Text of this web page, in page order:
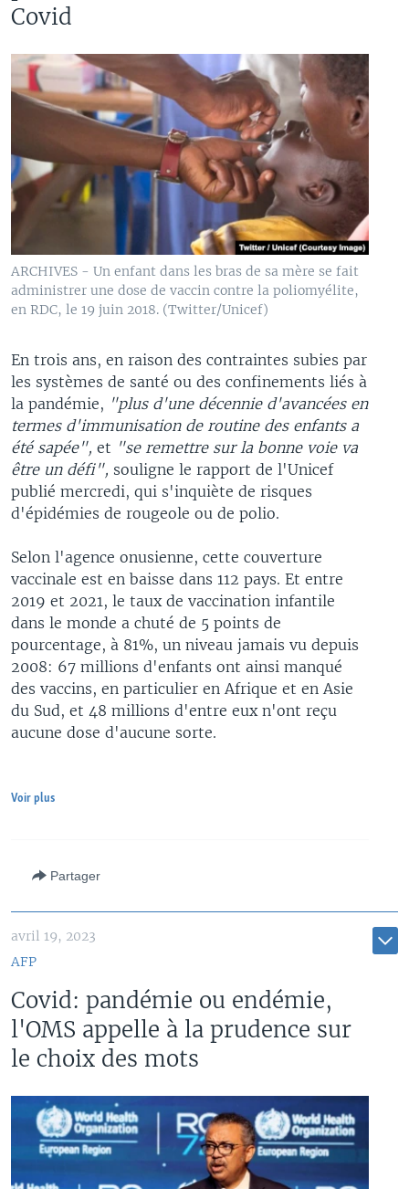
Covid
ARCHIVES - Un enfant dans les bras de sa mère se fait
administrer une dose de vaccin contre la poliomyélite,
en RDC, le 19 juin 2018. (Twitter/Unicef)
En trois ans, en raison des contraintes subies par
les systèmes de santé ou des confinements liés à
la pandémie, "plus d'une décennie d'avancées en
termes d'immunisation de routine des enfants a
été sapée", et "se remettre sur la bonne voie va
être un défi", souligne le rapport de l'Unicef
publié mercredi, qui s'inquiète de risques
d'épidémies de rougeole ou de polio.
Selon l'agence onusienne, cette couverture
vaccinale est en baisse dans 112 pays. Et entre
2019 et 2021, le taux de vaccination infantile
dans le monde a chuté de 5 points de
pourcentage, à 81%, un niveau jamais vu depuis
2008: 67 millions d'enfants ont ainsi manqué
des vaccins, en particulier en Afrique et en Asie
du Sud, et 48 millions d'entre eux n'ont reçu
aucune dose d'aucune sorte.
Voir plus
Partager
avril 19, 2023
AFP
Covid: pandémie ou endémie,
l'OMS appelle à la prudence sur
le choix des mots